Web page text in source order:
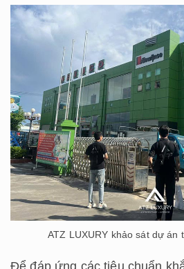
ATZ LUXURY khảo sát dự án